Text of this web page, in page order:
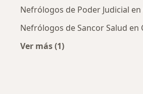
Nefrólogos de Poder Judicial en
Nefrólogos de Sancor Salud en
Ver más (1)